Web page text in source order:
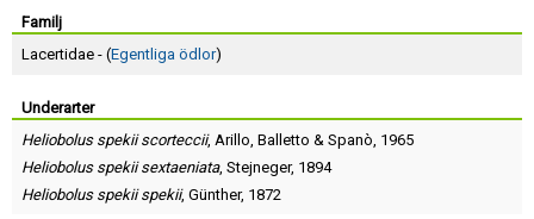
Familj
Lacertidae - (Egentliga ödlor)
Underarter
Heliobolus spekii scorteccii, Arillo, Balletto & Spanò, 1965
Heliobolus spekii sextaeniata, Stejneger, 1894
Heliobolus spekii spekii, Günther, 1872
Terms of Service